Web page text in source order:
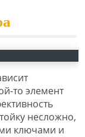
то элемент
несложно,
ключами и